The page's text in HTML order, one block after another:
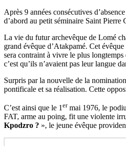
Après 9 années consécutives
d’abord au petit séminaire Saint
La vie du futur archevêque de Lomé
grand évêque d’Atakpamé. Cet
sera contraint à vivre le plus
c’est qu’ils n’avaient pas leur langue
Surpris par la nouvelle de la
pontificale et sa réalisation. Cette
C’est ainsi que le 1 ermai 1976, le
FAT, arme au poing, fit une violente
Kpodzro ? », le jeune évêque